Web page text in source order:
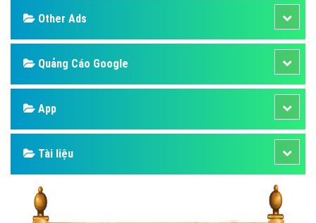
Other Ads
Quảng Cáo Google
App
Tài liệu